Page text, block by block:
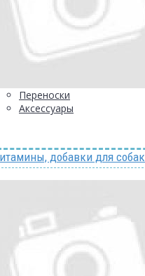
Переноски
Аксессуары
добавки для собак